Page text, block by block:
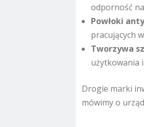
odporność
Powłoki
pracujących
Tworzywa
użytkowania
Drogie marki
mówimy o